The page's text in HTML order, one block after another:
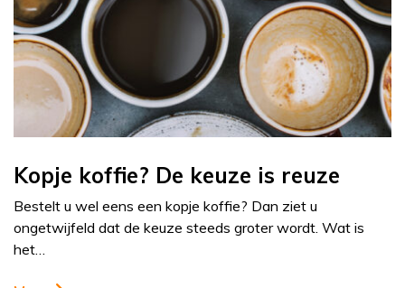
Kopje koffie? De keuze is reuze
Bestelt u wel eens een kopje koffie? Dan ziet u
ongetwijfeld dat de keuze steeds groter wordt. Wat is
het…